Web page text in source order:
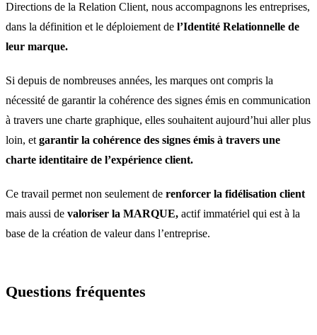
Directions de la Relation Client, nous accompagnons les entreprises,
dans la définition et le déploiement de l’Identité Relationnelle de
leur marque.
Si depuis de nombreuses années, les marques ont compris la
nécessité de garantir la cohérence des signes émis en communication
à travers une charte graphique, elles souhaitent aujourd’hui aller plus
loin, et garantir la cohérence des signes émis à travers une
charte identitaire de l’expérience client.
Ce travail permet non seulement de renforcer la fidélisation client
mais aussi de valoriser la MARQUE, actif immatériel qui est à la
base de la création de valeur dans l’entreprise.
Questions fréquentes